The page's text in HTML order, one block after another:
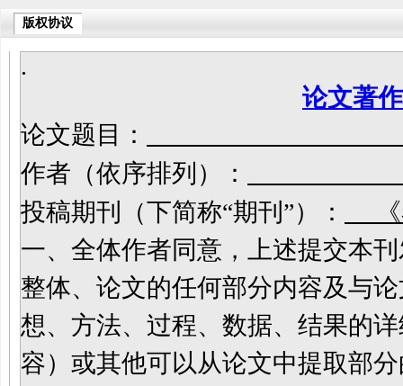
版权协议
.
论文著
论文题目：
作者（依序排列）：
投稿期刊（下简称“期刊”）： 《
一、 全体作者同意，上述提交本
整体、 论文的任何部分内容及与
想、方法、过程、数据、结果的
容） 或其他可以从论文中提取部